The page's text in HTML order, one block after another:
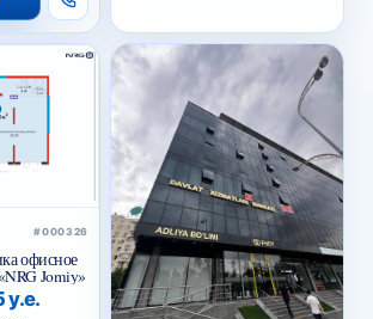
#000326
офисное
Jomiy»